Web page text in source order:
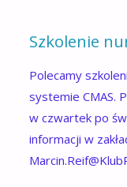
Szkolenie
Polecamy
systemie CMAS.
w czwartek po
informacji w